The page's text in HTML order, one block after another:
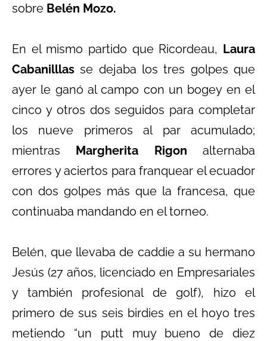
sobre Belén Mozo.
En el mismo partido que Ricordeau, Laura
Cabanilllas se dejaba los tres golpes que
ayer le ganó al campo con un bogey en el
cinco y otros dos seguidos para completar
los nueve primeros al par acumulado;
mientras Margherita Rigonalternaba
errores y aciertos para franquear el ecuador
con dos golpes más que la francesa, que
continuaba mandando en el torneo.
Belén, que llevaba de caddie a su hermano
Jesús (27 años, licenciado en Empresariales
y también profesional de golf), hizo el
primero de sus seis birdies en el hoyo tres
metiendo “un putt muy bueno de diez